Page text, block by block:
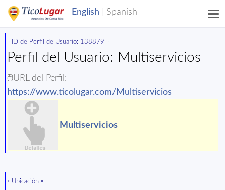
▫️ ID de Perfil de Usuario: 138879 ▫️
Perfil del Usuario: Multiservicios
🖱️URL del Perfil:
https://www.ticolugar.com/Multiservicios
Multiservicios
▫️ Ubicación ▫️